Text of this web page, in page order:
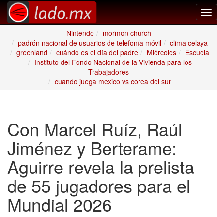
Nintendo
mormon church
padrón nacional de usuarios de telefonía móvil
clima celaya
greenland
cuándo es el día del padre Miércoles
Escuela
Instituto del Fondo Nacional de la Vivienda para los
Trabajadores
cuando juega mexico vs corea del sur
Con Marcel Ruíz, Raúl
Jiménez y Berterame:
Aguirre revela la prelista
de 55 jugadores para el
Mundial 2026